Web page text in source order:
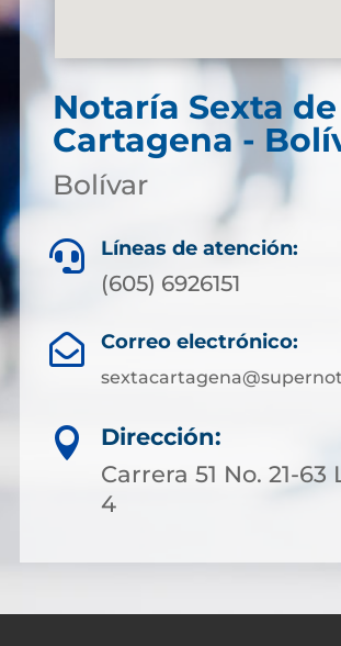
Notaría Sexta de
Cartagena -
Bolívar
 Líneas de atención:
(605) 6926151
 Correo electrónico:

Dirección:
Carrera 51 No. 21-63
4